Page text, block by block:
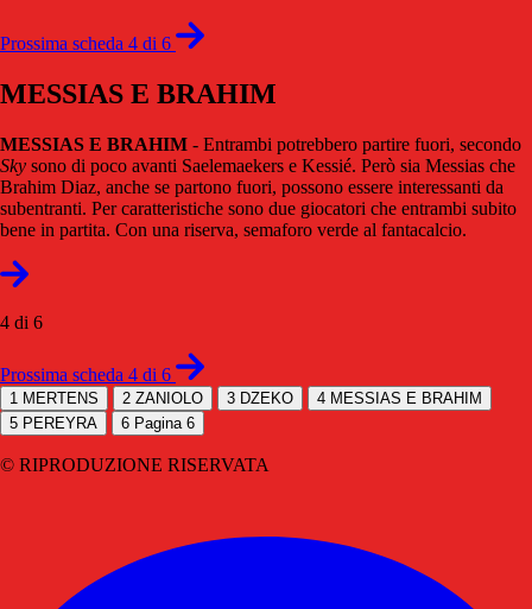
Prossima scheda 4 di 6
MESSIAS E BRAHIM
MESSIAS E BRAHIM - Entrambi potrebbero partire fuori, secondo
Sky sono di poco avanti Saelemaekers e Kessié. Però sia Messias che
Brahim Diaz, anche se partono fuori, possono essere interessanti da
subentranti. Per caratteristiche sono due giocatori che entrambi subito
bene in partita. Con una riserva, semaforo verde al fantacalcio.
4 di 6
Prossima scheda 4 di 6
1 MERTENS 2 ZANIOLO 3 DZEKO 4 MESSIAS E BRAHIM
5 PEREYRA 6 Pagina 6
© RIPRODUZIONE RISERVATA